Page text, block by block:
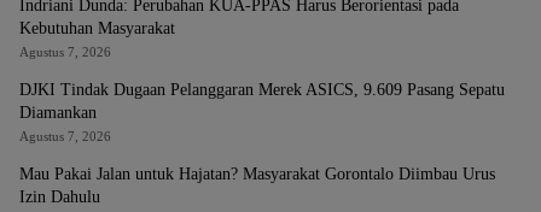
Indriani Dunda: Perubahan KUA-PPAS Harus Berorientasi pada
Kebutuhan Masyarakat
Agustus 7, 2026
DJKI Tindak Dugaan Pelanggaran Merek ASICS, 9.609 Pasang Sepatu
Diamankan
Agustus 7, 2026
Mau Pakai Jalan untuk Hajatan? Masyarakat Gorontalo Diimbau Urus
Izin Dahulu